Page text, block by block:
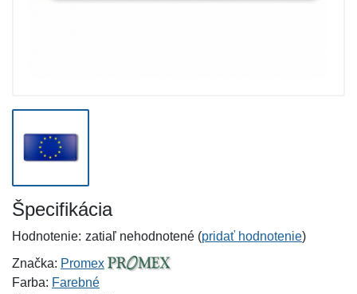
Špecifikácia
Hodnotenie: zatiaľ nehodnotené (pridať hodnotenie)
Značka: Promex
Farba: Farebné